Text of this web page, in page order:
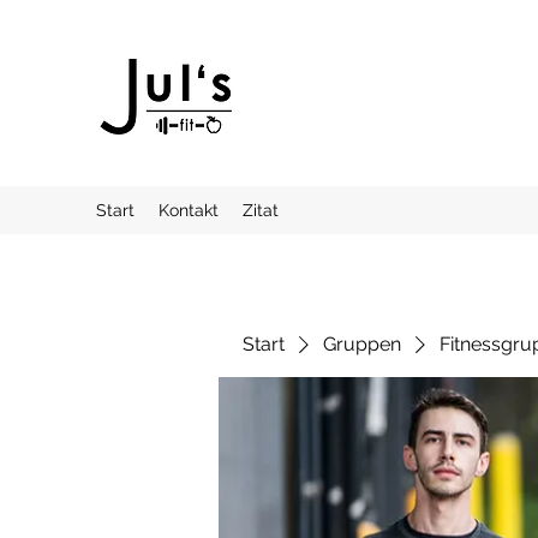
Start Kontakt Zitat
Start Gruppen